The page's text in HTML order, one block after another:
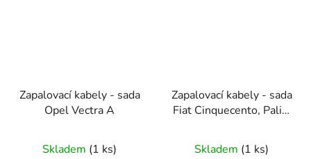
Zapalovací kabely - sada
Opel Vectra A
Skladem (1 ks)
Zapalovací kabely - sada
Fiat Cinquecento, Palio,
Skladem (1 ks)